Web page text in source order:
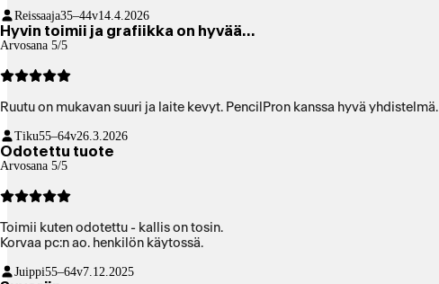
Reissaaja35–44v14.4.2026
Hyvin toimii ja grafiikka on hyvää…
Arvosana 5/5
Ruutu on mukavan suuri ja laite kevyt. PencilPron kanssa hyvä yhdistelmä.
Tiku55–64v26.3.2026
Odotettu tuote
Arvosana 5/5
Toimii kuten odotettu - kallis on tosin.
Korvaa pc:n ao. henkilön käytossä.
Juippi55–64v7.12.2025